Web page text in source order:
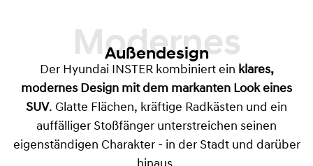
Modernes
Außendesign
Der Hyundai INSTER kombiniert ein klares,
modernes Design mit dem markanten Look eines
SUV. Glatte Flächen, kräftige Radkästen und ein
auffälliger Stoßfänger unterstreichen seinen
eigenständigen Charakter - in der Stadt und darüber